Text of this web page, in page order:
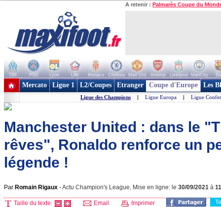
A retenir : Palmarès Coupe du
OM PSG Lyon Lille Monaco Chelsea Man Utd Arsenal Liverpool ManCity
+ de clubs
Mercato Ligue 1 L2/Coupes Etranger Coupe d'Europe Les
Ligue des Champions | Ligue Europa | Ligue
Manchester United : dans le
rêves", Ronaldo renforce un
légende !
Par Romain Rigaux -Actu Champion's League, Mise en ligne: le 30/09/2021 à
Taille du texte: Email Imprimer